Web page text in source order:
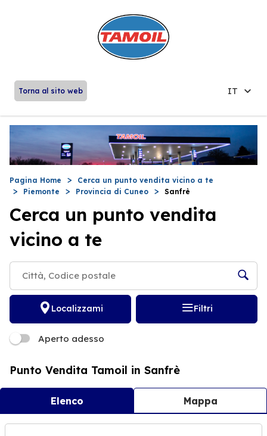
Torna al sito web IT
Pagina Home
Cerca un punto vendita vicino a te
Piemonte
Provincia di Cuneo Sanfrè
Cerca un punto vendita
vicino a te
Localizzami Filtri
Aperto adesso
Punto Vendita Tamoil in Sanfrè
Elenco Mappa